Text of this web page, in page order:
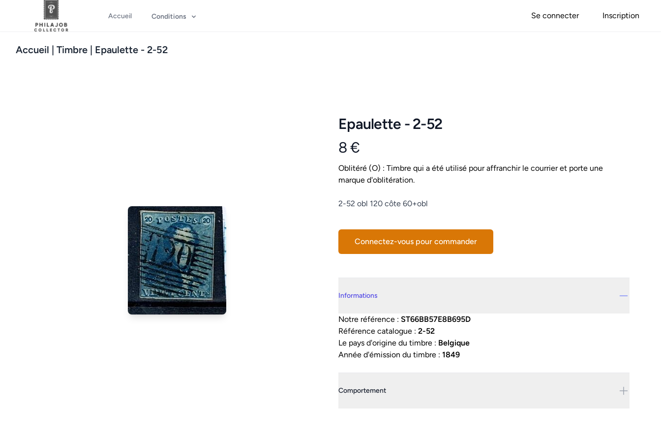
Accueil Conditions Se connecter Inscription
Accueil | Timbre | Epaulette - 2-52
Epaulette - 2-52
Product information
8 €
Conditions
Oblitéré (O) : Timbre qui a été utilisé pour affranchir le courrier et porte une
marque d'oblitération.
Description
2-52 obl 120 côte 60+obl
Connectez-vous pour commander
Informations
Notre référence : ST66BB57E8B695D
Référence catalogue : 2-52
Le pays d'origine du timbre : Belgique
Année d'émission du timbre : 1849
Comportement